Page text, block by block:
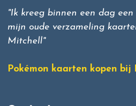
"Ik kreeg binnen een dag
mijn oude verzameling
Mitchell"
Pokémon kaarten kopen bij